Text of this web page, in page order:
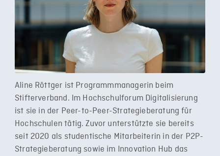
Aline Röttger ist Programmmanagerin beim
Stifterverband. Im Hochschulforum Digitalisierung
ist sie in der Peer-to-Peer-Strategieberatung für
Hochschulen tätig. Zuvor unterstützte sie bereits
seit 2020 als studentische Mitarbeiterin in der P2P-
Strategieberatung sowie im Innovation Hub das